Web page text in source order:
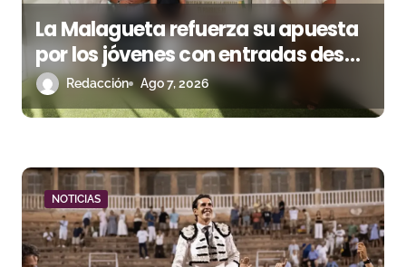
e
n
t
a
d
a
La Malagueta refuerza su apuesta
por los jóvenes con entradas desde
un euro
Redacción Ago 7, 2026
NOTICIAS